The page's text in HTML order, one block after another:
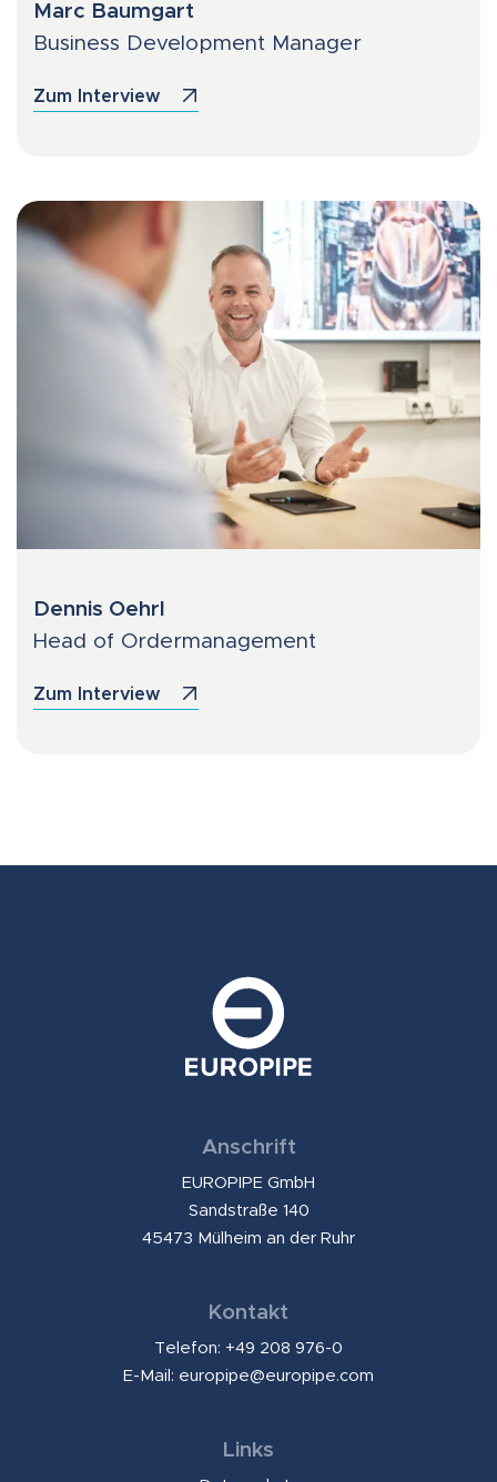
Marc Baumgart
Business Development Manager
Zum Interview
Dennis Oehrl
Head of Ordermanagement
Zum Interview
Anschrift
EUROPIPE GmbH
Sandstraße 140
45473 Mülheim an der Ruhr
Kontakt
Telefon: +49 208 976-0
E-Mail: europipe@europipe.com
Links